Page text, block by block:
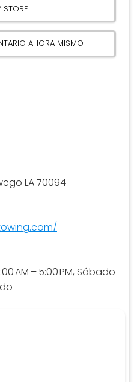
STORE
AHORA MISMO
LA 70094
AM – 5:00 PM, Sábado